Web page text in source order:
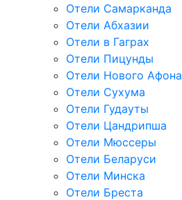
Отели Самарканда
Отели Абхазии
Отели в Гаграх
Отели Пицунды
Отели Нового Афона
Отели Сухума
Отели Гудауты
Отели Цандрипша
Отели Мюссеры
Отели Беларуси
Отели Минска
Отели Бреста